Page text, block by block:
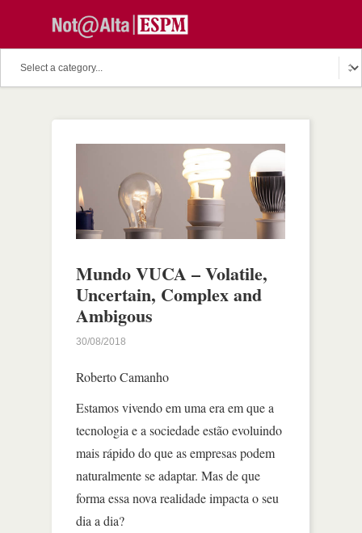
Mundo VUCA – Volatile,
Uncertain, Complex and
Ambigous
30/08/2018
Roberto Camanho
Estamos vivendo em uma era em que a
tecnologia e a sociedade estão evoluindo
mais rápido do que as empresas podem
naturalmente se adaptar. Mas de que
forma essa nova realidade impacta o seu
dia a dia?